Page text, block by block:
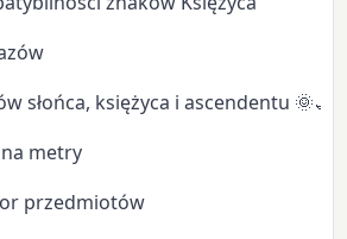
słońca, księżyca i ascendentu
metry
przedmiotów